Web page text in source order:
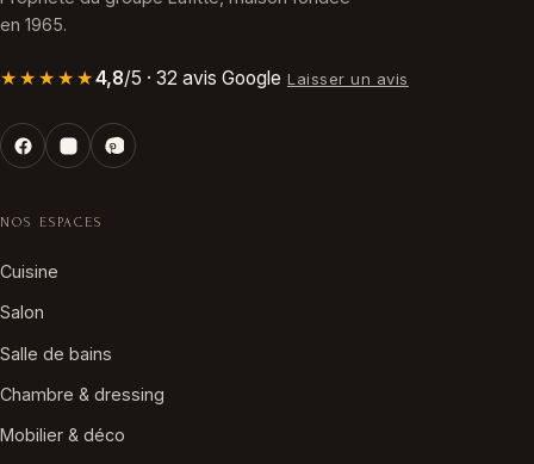
en 1965.
★★★★★4,8/5 · 32 avis Google Laisser un avis
NOS ESPACES
Cuisine
Salon
Salle de bains
Chambre & dressing
Mobilier & déco